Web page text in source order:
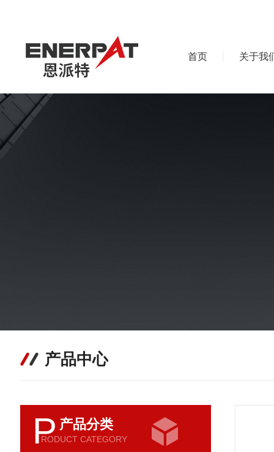
首页 关于我
产品中心
P 产品分类
RODUCT CATEGORY